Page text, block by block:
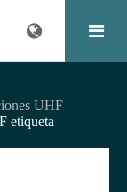
UHF
etiqueta